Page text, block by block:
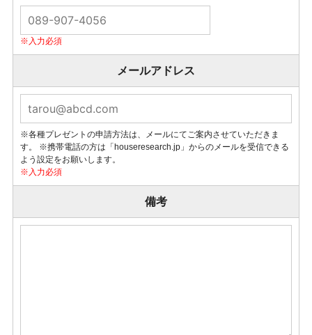
メールアドレス
※各種プレゼントの申請方法は、メールにてご案内させていただきま
す。
※携帯電話の方は「houseresearch.jp」からのメールを受信できる
よう設定をお願いします。
備考